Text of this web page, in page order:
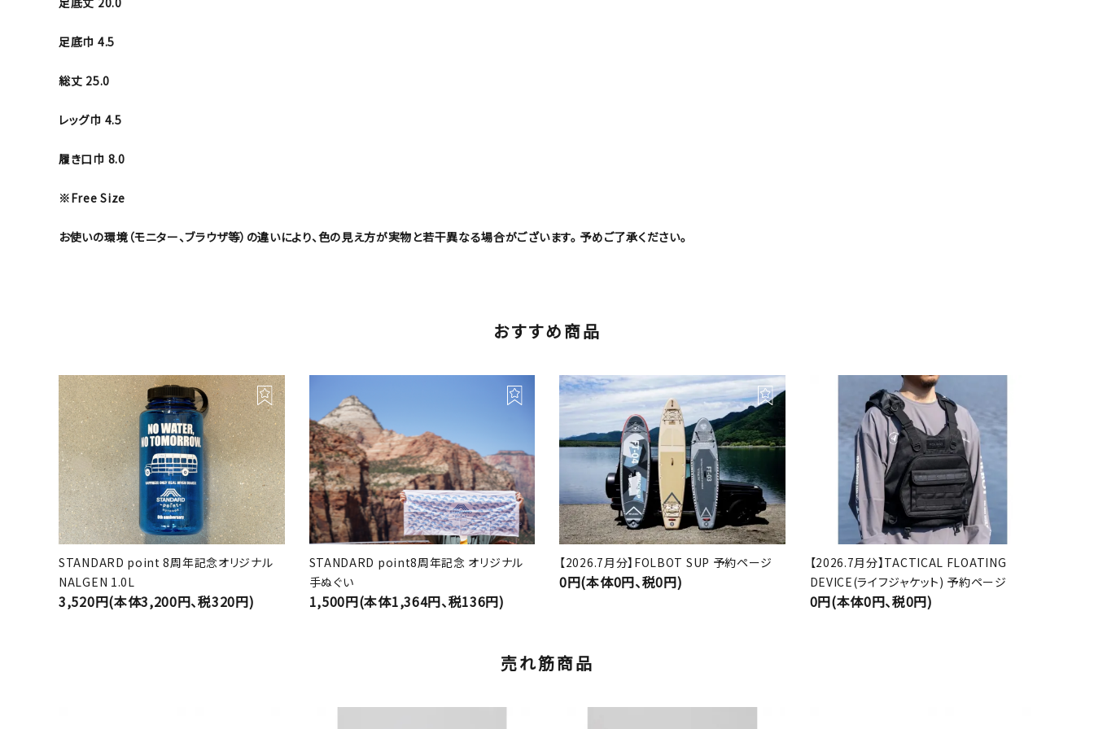
足底巾 4.5
総丈 25.0
レッグ巾 4.5
履き口巾 8.0
※Free Size
お使いの環境（モニター、ブラウザ等）の違いにより、色の見え方が実物と若干異なる場合がございます。 予めご了承ください。
おすすめ商品
STANDARD point 8周年記念オリジナル
NALGEN 1.0L
3,520円(本体3,200円、税320円)
STANDARD point8周年記念 オリジナル
手ぬぐい
1,500円(本体1,364円、税136円)
【2026.7月分】FOLBOT SUP 予約ページ
0円(本体0円、税0円)
【2026.7月分】TACTICAL FLOATING
DEVICE(ライフジャケット) 予約ページ
0円(本体0円、税0円)
売れ筋商品